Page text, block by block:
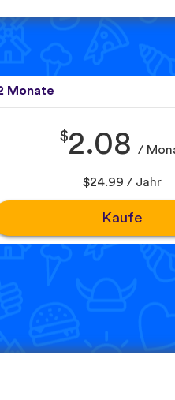
Monate
$2.08 /
$24.99 / Jahr
Kaufe